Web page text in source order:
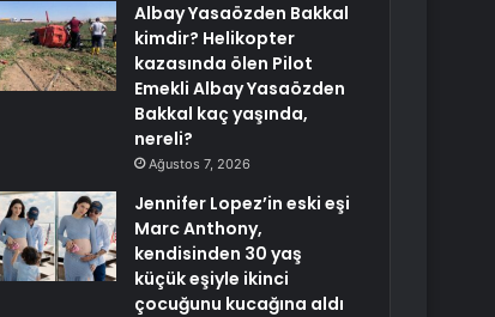
Albay Yasaözden Bakkal
kimdir? Helikopter
kazasında ölen Pilot
Emekli Albay Yasaözden
Bakkal kaç yaşında,
nereli?
Ağustos 7, 2026
Jennifer Lopez’in eski eşi
Marc Anthony,
kendisinden 30 yaş
küçük eşiyle ikinci
çocuğunu kucağına aldı